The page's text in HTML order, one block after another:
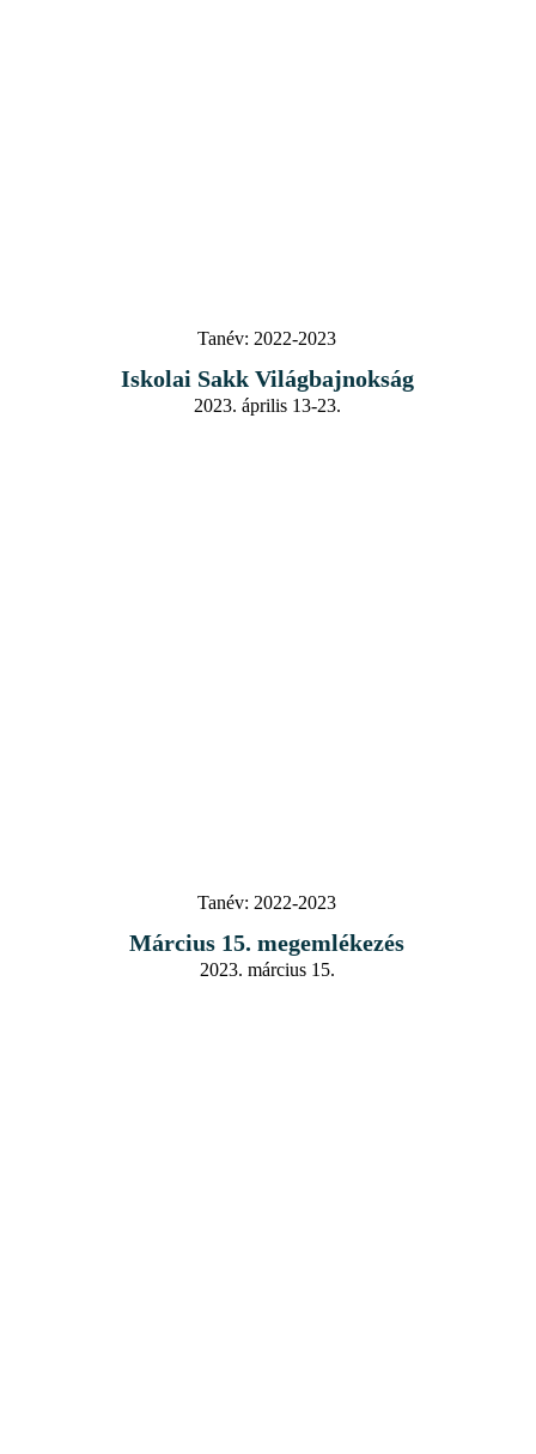
Tanév: 2022-2023
Iskolai Sakk Világbajnokság
2023. április 13-23.
Tanév: 2022-2023
Március 15. megemlékezés
2023. március 15.